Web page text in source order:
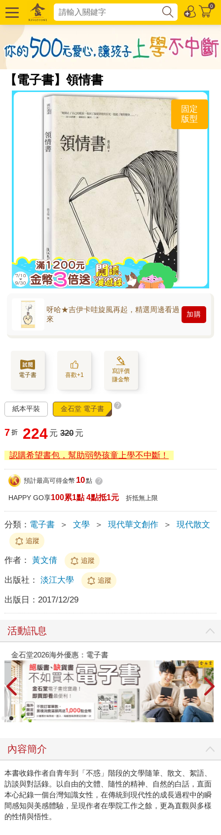
0
【電子書】領情書
固定
版型
呀哈★吉伊卡哇旋風再起，精選周邊看過
來
加購
電子書 喜歡+1
寫評價
賺金幣
紙本平裝 金石堂 電子書 ?
7 折 224 元 320 元
認購希望書包，幫助弱勢孩童上學不中斷！
預計最高可得金幣 10點 ?
HAPPY GO享100累1點 4點抵1元 折抵無上限
分類： 電子書 ＞ 文學 ＞ 現代華文創作 ＞ 現代散文
追蹤
作者： 黃文倩 追蹤
出版社： 淡江大學 追蹤
出版日： 2017/12/29
活動訊息
金石堂2026海外優惠：電子書
內容簡介
本書收錄作者自青年到「不惑」階段的文學隨筆、散文、絮語、
訪談與對話錄。以自由的文體、隨性的精神、自然的白話，直面
本心紀錄一個台灣知識女性，在傳統到現代性的成長過程中的瞬
間感知與美感體驗，呈現作者在學院工作之餘，更為直觀與多樣
的性情與悟性。